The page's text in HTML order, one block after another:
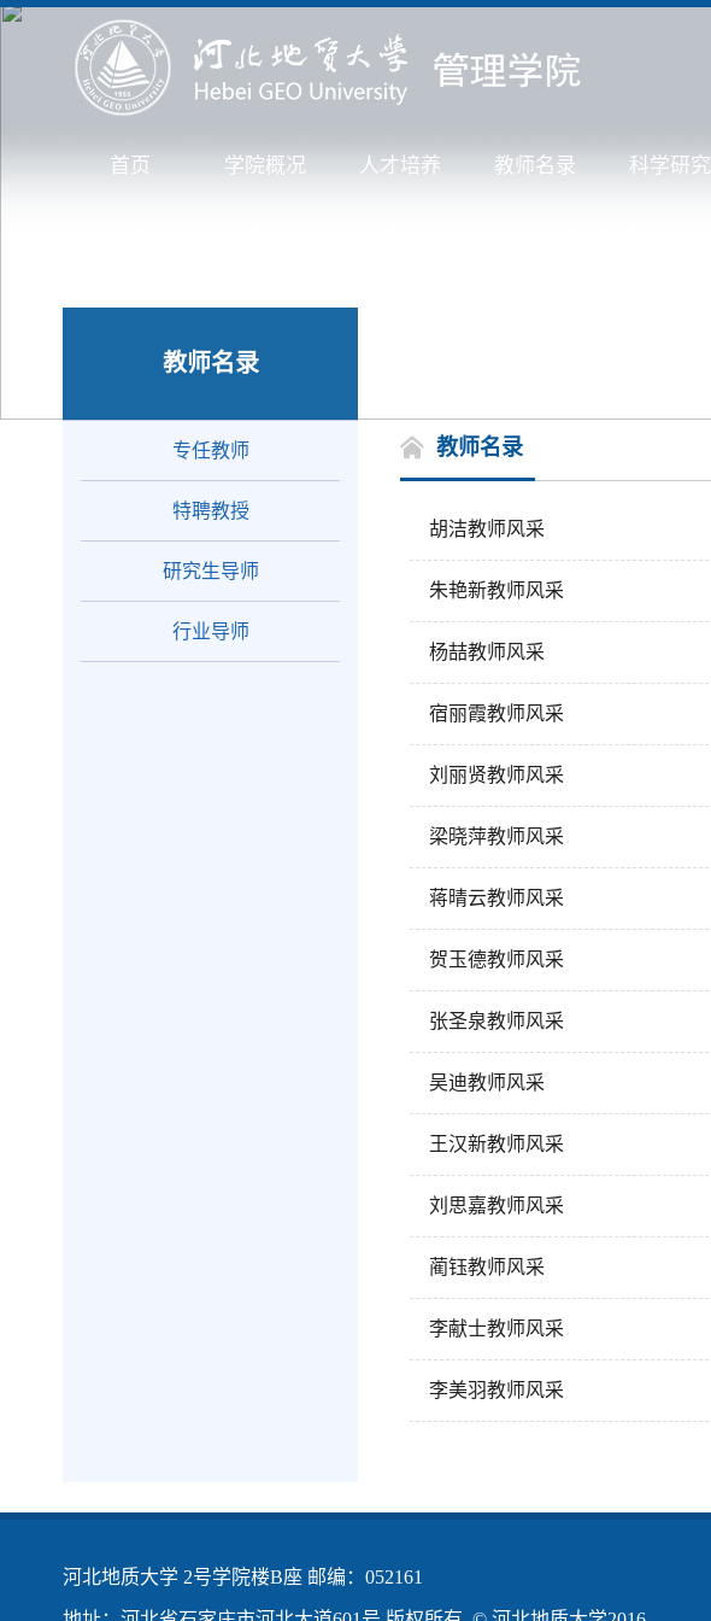
首页 学院概况 人才培养 教师名录 科学研究
教师名录
专任教师
特聘教授
研究生导师
行业导师
教师名录
胡洁教师风采
朱艳新教师风采
杨喆教师风采
宿丽霞教师风采
刘丽贤教师风采
梁晓萍教师风采
蒋晴云教师风采
贺玉德教师风采
张圣泉教师风采
吴迪教师风采
王汉新教师风采
刘思嘉教师风采
蔺钰教师风采
李献士教师风采
李美羽教师风采
河北地质大学 2号学院楼B座 邮编：052161